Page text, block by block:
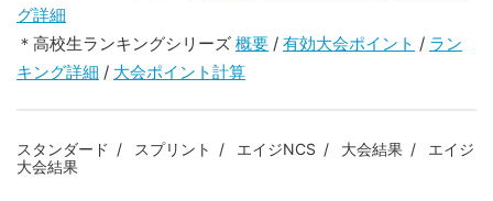
グ詳細
＊高校生ランキングシリーズ 概要 / 有効大会ポイント / ラン
キング詳細 / 大会ポイント計算
スタンダード スプリント エイジNCS 大会結果
エイジ
大会結果